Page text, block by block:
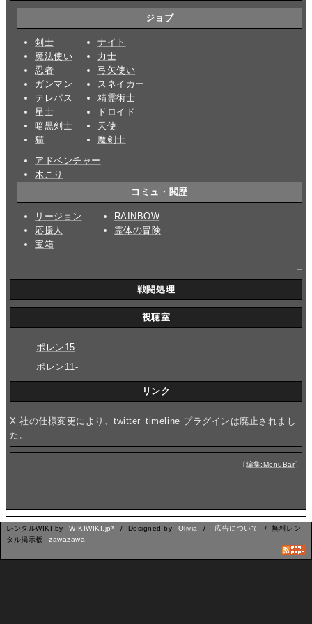
ジョブ
剣士
魔法使い
忍者
ガンマン
テレパス
星士
暗黒剣士
猫
ナイト
力士
弓矢使い
スネイカー
精霊術士
ドロイド
天使
魔剣士
アドベンチャー
木こり
コミュ・閲歴
リージョン
応援人
宝箱
RAINBOW
霊体の冒険
戦闘処理
視聴室
ポレン15
ポレン11-
リンク
X 社の仕様変更により、twitter_timeline プラグインは廃止されまし
た。
〔編集:MenuBar
レンタルWIKI by WIKIWIKI.jp* / Designed by Olivia / 広告について
/ 無料レン
タル掲示板
zawazawa